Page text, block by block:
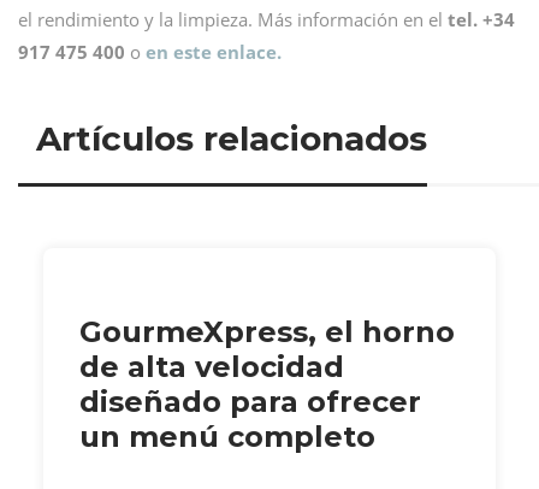
el rendimiento y la limpieza. Más información en el tel. +34
917 475 400 o en este enlace.
Artículos relacionados
GourmeXpress, el horno
de alta velocidad
diseñado para ofrecer
un menú completo